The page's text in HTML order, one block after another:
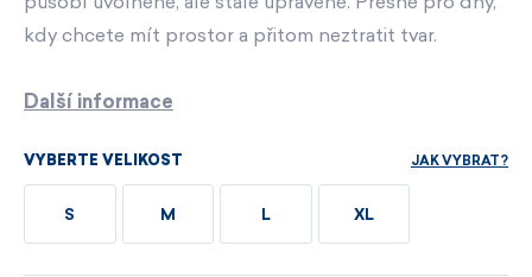
kdy chcete mít prostor a přitom neztratit tvar.
Další informace
VYBERTE VELIKOST JAK VYBRAT?
S M L XL